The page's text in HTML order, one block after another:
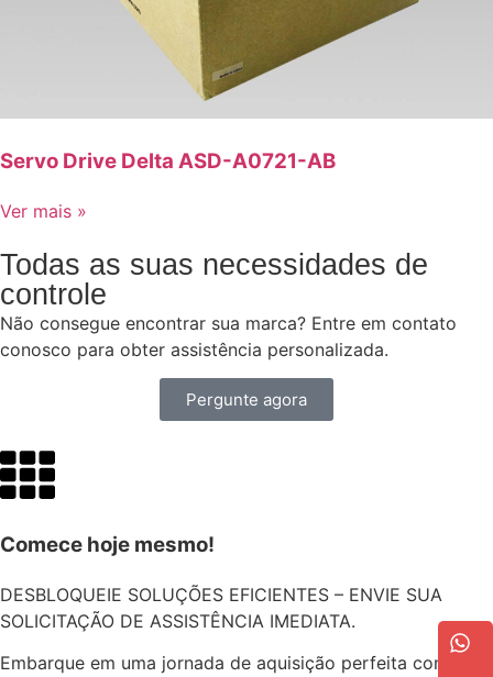
Servo Drive Delta ASD-A0721-AB
Ver mais »
Todas as suas necessidades de
controle
Não consegue encontrar sua marca? Entre em contato
conosco para obter assistência personalizada.
Pergunte agora
Comece hoje mesmo!
DESBLOQUEIE SOLUÇÕES EFICIENTES – ENVIE SUA
SOLICITAÇÃO DE ASSISTÊNCIA IMEDIATA.
Embarque em uma jornada de aquisição perfeita conosco.